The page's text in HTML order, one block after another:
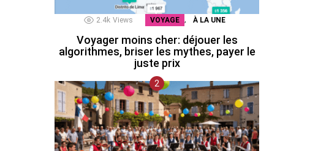
2.4k Views VOYAGE , À LA UNE
Voyager moins cher: déjouer les
algorithmes, briser les mythes, payer le
juste prix